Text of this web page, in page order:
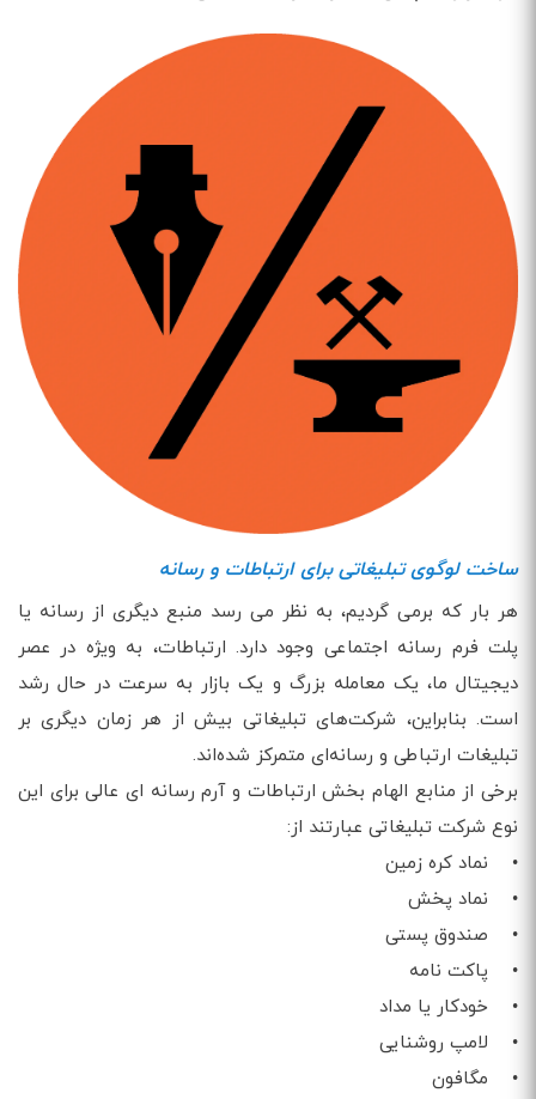
ساخت لوگوی تبلیغاتی برای ارتباطات و رسانه
هر بار که برمی گردیم، به نظر می رسد منبع دیگری از رسانه یا
پلت فرم رسانه اجتماعی وجود دارد. ارتباطات، به ویژه در عصر
دیجیتال ما، یک معامله بزرگ و یک بازار به سرعت در حال رشد
است. بنابراین، شرکت‌های تبلیغاتی بیش از هر زمان دیگری بر
تبلیغات ارتباطی و رسانه‌ای متمرکز شده‌اند.
برخی از منابع الهام بخش ارتباطات و آرم رسانه ای عالی برای این
نوع شرکت تبلیغاتی عبارتند از:
• نماد کره زمین
• نماد پخش
• صندوق پستی
• پاكت نامه
• خودکار یا مداد
• لامپ روشنایی
• مگافون